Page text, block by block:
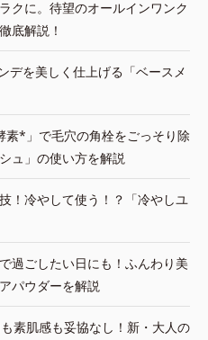
クに。待望のオールインワンク
底解説！
デを美しく仕上げる「ベースメ
素*」で毛穴の角栓をごっそり除
ュ」の使い方を解説
！冷やして使う！？「冷やしユ
過ごしたい日にも！ふんわり美
パウダーを解説
素肌感も妥協なし！新・大人の